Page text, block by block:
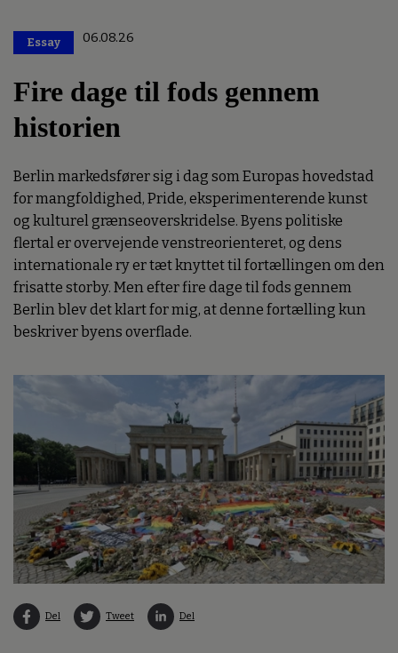
Essay 06.08.26
Fire dage til fods gennem
historien
Berlin markedsfører sig i dag som Europas hovedstad
for mangfoldighed, Pride, eksperimenterende kunst
og kulturel grænseoverskridelse. Byens politiske
flertal er overvejende venstreorienteret, og dens
internationale ry er tæt knyttet til fortællingen om den
frisatte storby. Men efter fire dage til fods gennem
Berlin blev det klart for mig, at denne fortælling kun
beskriver byens overflade.
Del Tweet Del